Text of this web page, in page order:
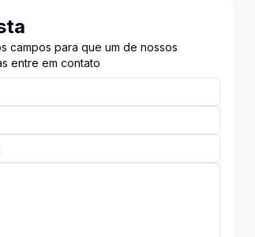
campos para que um de nossos
entre em contato